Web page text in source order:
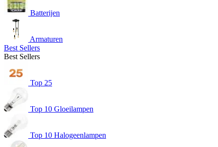
Batterijen
Armaturen
Best Sellers
Best Sellers
Top 25
Top 10 Gloeilampen
Top 10 Halogeenlampen